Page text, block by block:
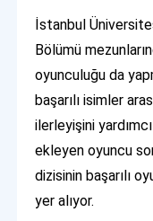
İstanbul
Bölümü
oyunculuğu da
başarılı isimler
ilerleyişini
ekleyen oyuncu
dizisinin başarılı
yer alıyor.